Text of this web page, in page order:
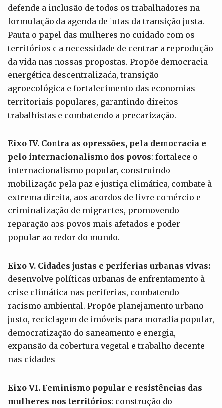
defende a inclusão de todos os trabalhadores na
formulação da agenda de lutas da transição justa.
Pauta o papel das mulheres no cuidado com os
territórios e a necessidade de centrar a reprodução
da vida nas nossas propostas. Propõe democracia
energética descentralizada, transição
agroecológica e fortalecimento das economias
territoriais populares, garantindo direitos
trabalhistas e combatendo a precarização.
Eixo IV. Contra as opressões, pela democracia e
pelo internacionalismo dos povos: fortalece o
internacionalismo popular, construindo
mobilização pela paz e justiça climática, combate à
extrema direita, aos acordos de livre comércio e
criminalização de migrantes, promovendo
reparação aos povos mais afetados e poder
popular ao redor do mundo.
Eixo V. Cidades justas e periferias urbanas vivas:
desenvolve políticas urbanas de enfrentamento à
crise climática nas periferias, combatendo
racismo ambiental. Propõe planejamento urbano
justo, reciclagem de imóveis para moradia popular,
democratização do saneamento e energia,
expansão da cobertura vegetal e trabalho decente
nas cidades.
Eixo VI. Feminismo popular e resistências das
mulheres nos territórios: construção do